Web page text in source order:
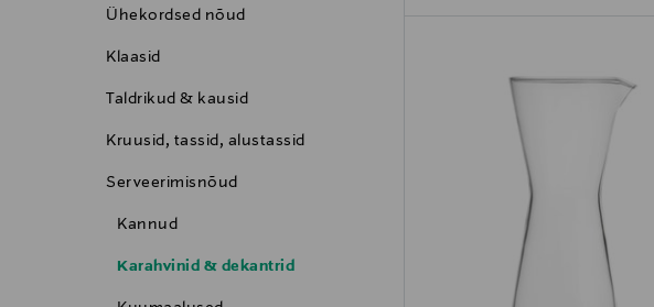
Ühekordsed nõud
Klaasid
Taldrikud & kausid
Kruusid, tassid, alustassid
Serveerimisnõud
Kannud
Karahvinid & dekantrid